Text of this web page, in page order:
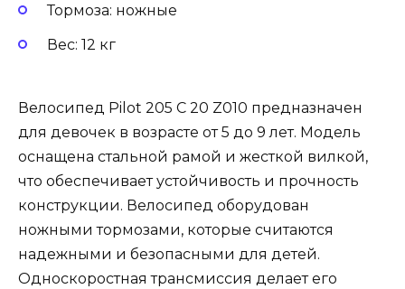
Тормоза: ножные
Вес: 12 кг
Велосипед Pilot 205 C 20 Z010 предназначен
для девочек в возрасте от 5 до 9 лет. Модель
оснащена стальной рамой и жесткой вилкой,
что обеспечивает устойчивость и прочность
конструкции. Велосипед оборудован
ножными тормозами, которые считаются
надежными и безопасными для детей.
Односкоростная трансмиссия делает его